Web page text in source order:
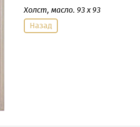
Холст, масло. 93 х 93
Назад